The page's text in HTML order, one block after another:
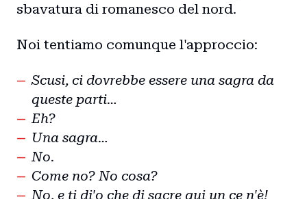
sbavatura di romanesco del nord.
Noi tentiamo comunque l'approccio:
Scusi, ci dovrebbe essere una sagra da
queste parti…
Eh?
Una sagra…
No.
Come no? No cosa?
No, e ti di'o che di sacre qui un ce n'è!